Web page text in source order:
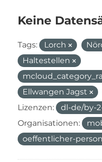
Keine
Tags: Lorch
Haltestellen
Ellwangen Jagst
Lizenzen:
dl-de/by-
Organisationen:
oeffentlicher-